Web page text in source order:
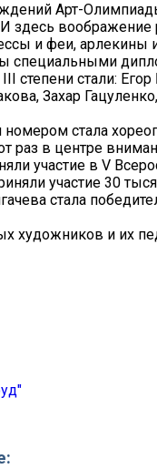
Арт-
здесь воображение
и феи,
специальными
степени стали:
Захар
стала
раз в центре
участие в V
участие 30
стала
художников и их